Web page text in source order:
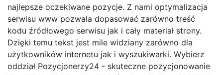
najlepsze oczekiwane pozycje. Z nami optymalizacja
serwisu www pozwala dopasować zarówno treść
kodu źródłowego serwisu jak i cały materiał strony.
Dzięki temu tekst jest mile widziany zarówno dla
użytkowników internetu jak i wyszukiwarki. Wybierz
oddział Pozycjonerzy24 - skuteczne pozycjonowanie